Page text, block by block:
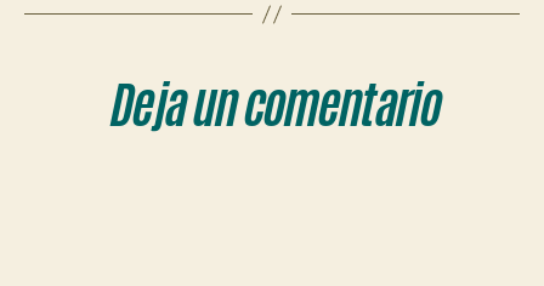
Deja un comentario